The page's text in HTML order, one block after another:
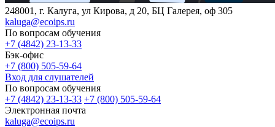
248001, г. Калуга, ул Кирова, д 20, БЦ Галерея, оф 305
kaluga@ecoips.ru
По вопросам обучения
+7 (4842) 23-13-33
Бэк-офис
+7 (800) 505-59-64
Вход для слушателей
По вопросам обучения
+7 (4842) 23-13-33 +7 (800) 505-59-64
Электронная почта
kaluga@ecoips.ru